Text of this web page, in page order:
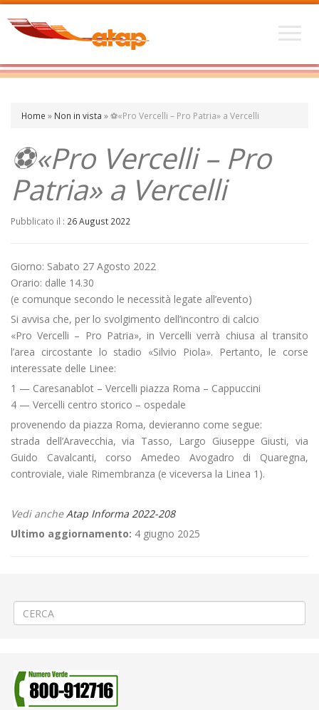
Home » Non in vista »⚽«Pro Vercelli – Pro Patria» a Vercelli
⚽«Pro Vercelli – Pro
Patria» a Vercelli
Pubblicato il : 26 August 2022
Giorno: Sabato 27 Agosto 2022
Orario: dalle 14.30
(e comunque secondo le necessità legate all’evento)
Si avvisa che, per lo svolgimento dell’incontro di calcio
«Pro Vercelli – Pro Patria», in Vercelli verrà chiusa al transito
l’area circostante lo stadio «Silvio Piola». Pertanto, le corse
interessate delle Linee:
1 — Caresanablot – Vercelli piazza Roma – Cappuccini
4 — Vercelli centro storico – ospedale
provenendo da piazza Roma, devieranno come segue:
strada dell’Aravecchia, via Tasso, Largo Giuseppe Giusti, via
Guido Cavalcanti, corso Amedeo Avogadro di Quaregna,
controviale, viale Rimembranza (e viceversa la Linea 1).
Vedi ancheAtap Informa 2022-208
Ultimo aggiornamento: 4 giugno 2025